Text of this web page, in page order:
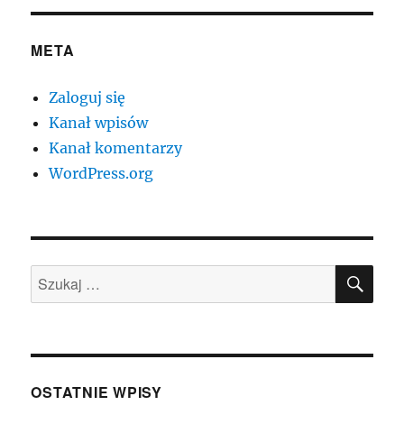
META
Zaloguj się
Kanał wpisów
Kanał komentarzy
WordPress.org
Szukaj:
OSTATNIE WPISY